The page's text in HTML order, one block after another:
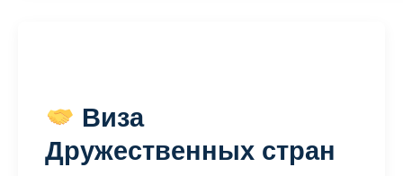
Виза
Дружественных стран